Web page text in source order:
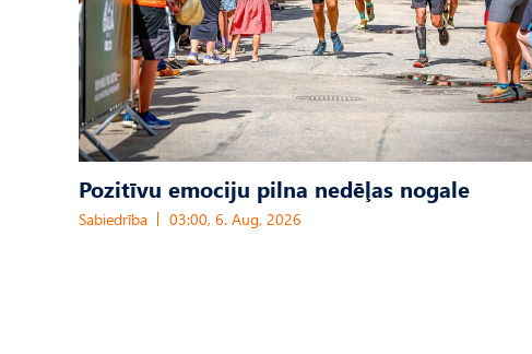
Pozitīvu emociju pilna nedēļas nogale
Sabiedrība 03:00, 6. Aug, 2026